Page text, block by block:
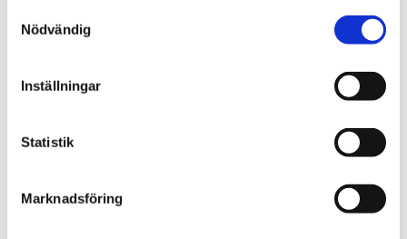
Nödvändig
Inställningar
Statistik
Marknadsföring
lågtemperaturlarm vid -30 °C under Tset som
potentialfri kontaktutgång, slanganslutning
diameter 6 mm, valfritt: G 1/4" invändig gänga,
material: grafit, SS 316Ti, effekt: 230 V/50 Hz.